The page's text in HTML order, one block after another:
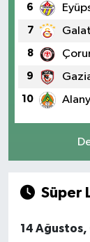
6
7
8
9
10
Süper
14 Ağustos,